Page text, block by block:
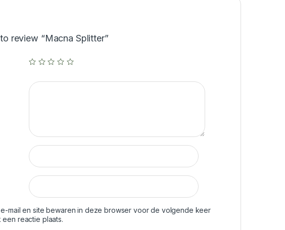
review “Macna Splitter”
e-mail en site bewaren in deze browser voor de volgende keer
een reactie plaats.